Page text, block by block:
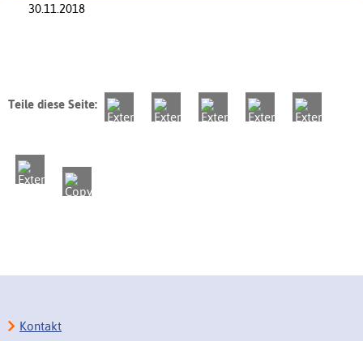
30.11.2018
Teile diese Seite:
Kontakt